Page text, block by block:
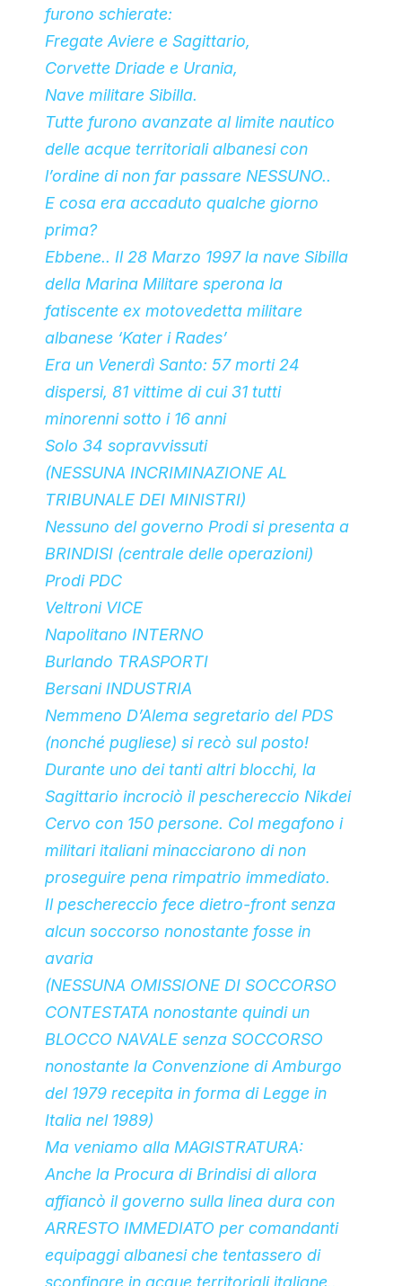
furono schierate:
Fregate Aviere e Sagittario,
Corvette Driade e Urania,
Nave militare Sibilla.
Tutte furono avanzate al limite nautico
delle acque territoriali albanesi con
l’ordine di non far passare NESSUNO..
E cosa era accaduto qualche giorno
prima?
Ebbene.. Il 28 Marzo 1997 la nave Sibilla
della Marina Militare sperona la
fatiscente ex motovedetta militare
albanese ‘Kater i Rades’
Era un Venerdì Santo: 57 morti 24
dispersi, 81 vittime di cui 31 tutti
minorenni sotto i 16 anni
Solo 34 sopravvissuti
(NESSUNA INCRIMINAZIONE AL
TRIBUNALE DEI MINISTRI)
Nessuno del governo Prodi si presenta a
BRINDISI (centrale delle operazioni)
Prodi PDC
Veltroni VICE
Napolitano INTERNO
Burlando TRASPORTI
Bersani INDUSTRIA
Nemmeno D’Alema segretario del PDS
(nonché pugliese) si recò sul posto!
Durante uno dei tanti altri blocchi, la
Sagittario incrociò il peschereccio Nikdei
Cervo con 150 persone. Col megafono i
militari italiani minacciarono di non
proseguire pena rimpatrio immediato.
Il peschereccio fece dietro-front senza
alcun soccorso nonostante fosse in
avaria
(NESSUNA OMISSIONE DI SOCCORSO
CONTESTATA nonostante quindi un
BLOCCO NAVALE senza SOCCORSO
nonostante la Convenzione di Amburgo
del 1979 recepita in forma di Legge in
Italia nel 1989)
Ma veniamo alla MAGISTRATURA:
Anche la Procura di Brindisi di allora
affiancò il governo sulla linea dura con
ARRESTO IMMEDIATO per comandanti
equipaggi albanesi che tentassero di
sconfinare in acque territoriali italiane..